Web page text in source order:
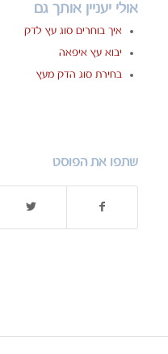
אולי יעניין אותך גם
איך בוחרים סוג עץ לדק
יבוא עץ איפאה
בחירת סוג הדק מעץ
שתפו את הפוסט